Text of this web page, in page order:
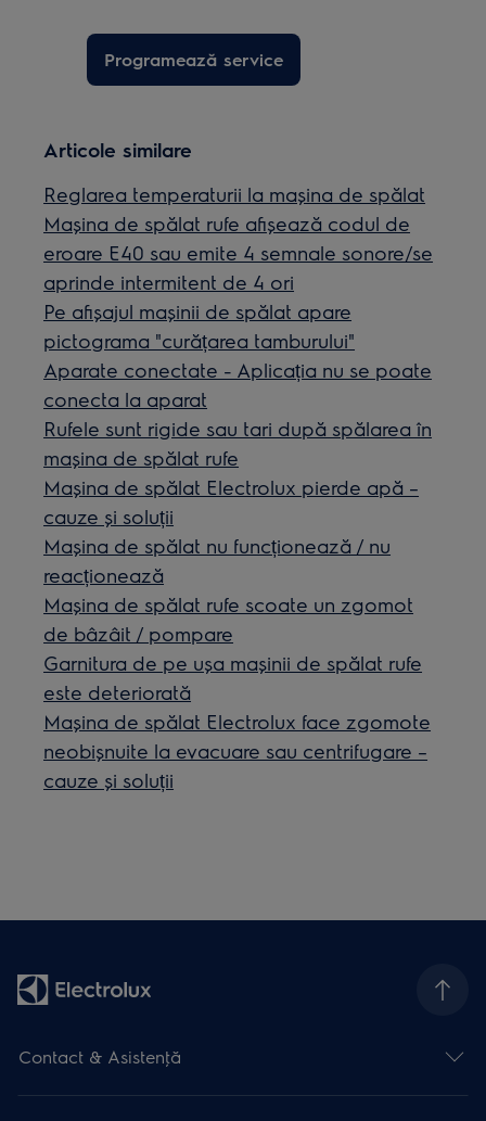
Programează service
Articole similare
Reglarea temperaturii la mașina de spălat
Mașina de spălat rufe afișează codul de
eroare E40 sau emite 4 semnale sonore/se
aprinde intermitent de 4 ori
Pe afișajul mașinii de spălat apare
pictograma "curățarea tamburului"
Aparate conectate - Aplicația nu se poate
conecta la aparat
Rufele sunt rigide sau tari după spălarea în
mașina de spălat rufe
Mașina de spălat Electrolux pierde apă –
cauze și soluții
Mașina de spălat nu funcționează / nu
reacționează
Mașina de spălat rufe scoate un zgomot
de bâzâit / pompare
Garnitura de pe ușa mașinii de spălat rufe
este deteriorată
Mașina de spălat Electrolux face zgomote
neobișnuite la evacuare sau centrifugare –
cauze și soluții
Contact & Asistenţă